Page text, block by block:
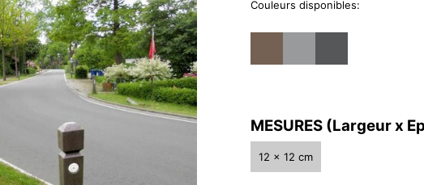
Couleurs disponibles:
MESURES (Largeur x
12 x 12 cm